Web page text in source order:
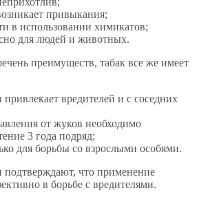
привыкания;
в использовании химикатов;
для людей и животных.
преимуществ, табак все же имеет
привлекает вредителей и с соседних
от жуков необходимо
3 года подряд;
для борьбы со взрослыми особями.
что применение
в борьбе с вредителями.